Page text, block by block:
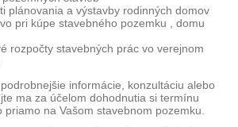
plánovania a výstavby rodinných domov
pri kúpe stavebného pozemku , domu
rozpočty stavebných prác vo verejnom
informácie, konzultáciu alebo
ma za účelom dohodnutia si termínu
na Vašom stavebnom pozemku.